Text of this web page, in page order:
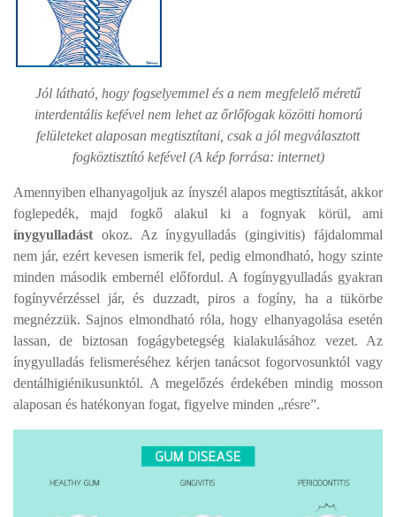
Jól látható, hogy fogselyemmel és a nem megfelelő méretű
interdentális kefével nem lehet az őrlőfogak közötti homorú
felületeket alaposan megtisztítani, csak a jól megválasztott
fogköztisztító kefével (A kép forrása: internet)
Amennyiben elhanyagoljuk az ínyszél alapos megtisztítását, akkor
foglepedék, majd fogkő alakul ki a fognyak körül, ami
ínygyulladást okoz. Az ínygyulladás (gingivitis) fájdalommal
nem jár, ezért kevesen ismerik fel, pedig elmondható, hogy szinte
minden második embernél előfordul. A fogínygyulladás gyakran
fogínyvérzéssel jár, és duzzadt, piros a fogíny, ha a tükörbe
megnézzük. Sajnos elmondható róla, hogy elhanyagolása esetén
lassan, de biztosan fogágybetegség kialakulásához vezet. Az
ínygyulladás felismeréséhez kérjen tanácsot fogorvosunktól vagy
dentálhigiénikusunktól. A megelőzés érdekében mindig mosson
alaposan és hatékonyan fogat, figyelve minden „résre”.